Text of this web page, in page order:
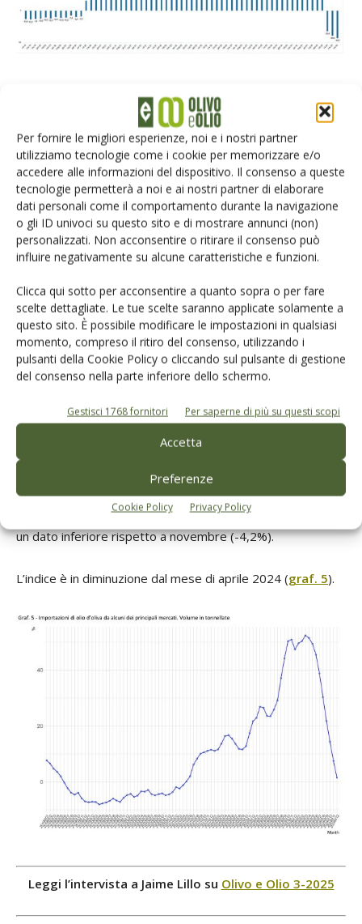
Per fornire le migliori esperienze, noi e i nostri partner
utilizziamo tecnologie come i cookie per memorizzare e/o
accedere alle informazioni del dispositivo. Il consenso a queste
tecnologie permetterà a noi e ai nostri partner di elaborare
dati personali come il comportamento durante la navigazione
o gli ID univoci su questo sito e di mostrare annunci (non)
personalizzati. Non acconsentire o ritirare il consenso può
influire negativamente su alcune caratteristiche e funzioni.
Clicca qui sotto per acconsentire a quanto sopra o per fare
scelte dettagliate. Le tue scelte saranno applicate solamente a
questo sito. È possibile modificare le impostazioni in qualsiasi
momento, compreso il ritiro del consenso, utilizzando i
pulsanti della Cookie Policy o cliccando sul pulsante di gestione
del consenso nella parte inferiore dello schermo.
Gestisci 1768 fornitori Per saperne di più su questi scopi
Accetta
Preferenze
Cookie Policy Privacy Policy
principali mercati, nel periodo daottobre a dicembre
2024, sonodiminuite dello 0,5%rispetto allo stesso
periodo della campagna 2023/2024.
Si evidenzia unaripresa del volume importatoda
Australia, Cina e Stati Uniti( tab. 3).
Indice dei prezzi al consumo
armonizzato (Ue-27)
L’Indice dei Prezzi al Consumo Armonizzato (IPCA) dell’olio
d’oliva nell’UE-27 è aumentato dell’1,5% nel mese di
dicembre rispetto allo stesso mese dell’anno precedente,
un dato inferiore rispetto a novembre (-4,2%).
L’indice è in diminuzione dal mese di aprile 2024 (graf. 5).
Leggi l’intervista a Jaime Lillo su Olivo e Olio 3-2025